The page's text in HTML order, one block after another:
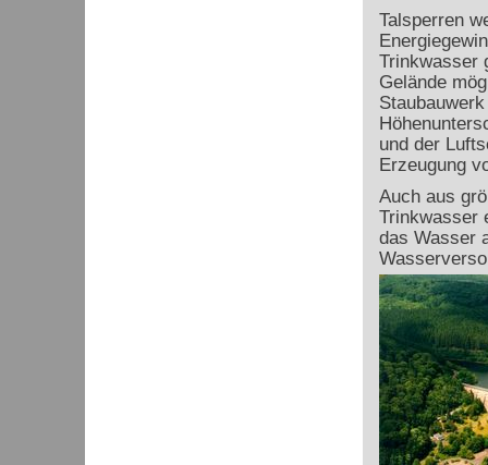
Talsperren
Trinkwasser
Gelände
und der
Erzeugung
Auch aus
Trinkwasser
das Wasser